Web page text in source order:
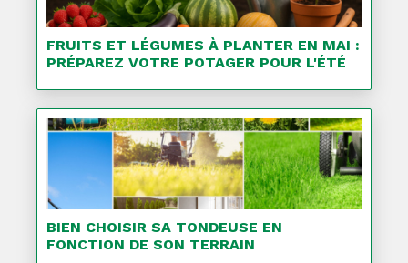
FRUITS ET LÉGUMES À PLANTER EN MAI :
PRÉPAREZ VOTRE POTAGER POUR L'ÉTÉ
BIEN CHOISIR SA TONDEUSE EN
FONCTION DE SON TERRAIN